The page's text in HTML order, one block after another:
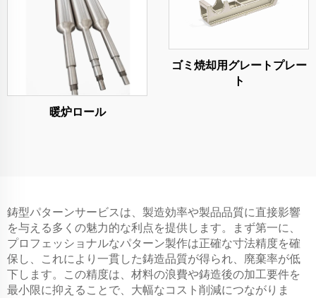
暖炉ロール
ゴミ焼却用グレートプレー
ト
鋳型パターンサービスは、製造効率や製品品質に直接影響
を与える多くの魅力的な利点を提供します。まず第一に、
プロフェッショナルなパターン製作は正確な寸法精度を確
保し、これにより一貫した鋳造品質が得られ、廃棄率が低
下します。この精度は、材料の浪費や鋳造後の加工要件を
最小限に抑えることで、大幅なコスト削減につながりま